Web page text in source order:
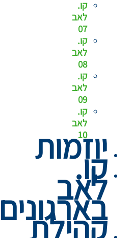
קו.
לאב
07
קו.
לאב
08
קו.
לאב
09
קו.
לאב
10
יוזמות
קו.
לאב
בארגונים
קהילת